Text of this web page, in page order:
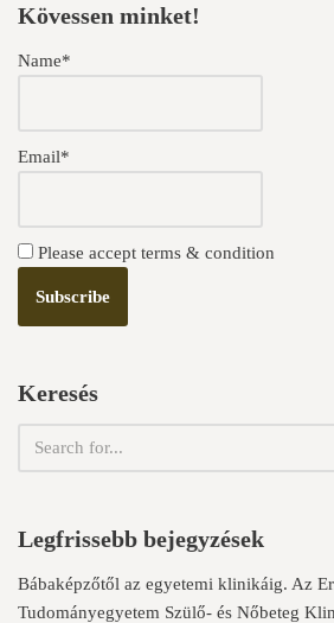
Kövessen minket!
Name*
Email*
Please accept terms & condition
Keresés
Legfrissebb bejegyzések
Bábaképzőtől az egyetemi klinikáig. Az
Tudományegyetem Szülő- és Nőbeteg